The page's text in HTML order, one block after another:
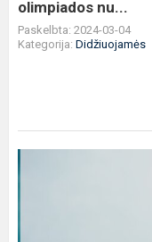
olimpiados nu...
Paskelbta: 2024-03-04
Kategorija: Didžiuojamės